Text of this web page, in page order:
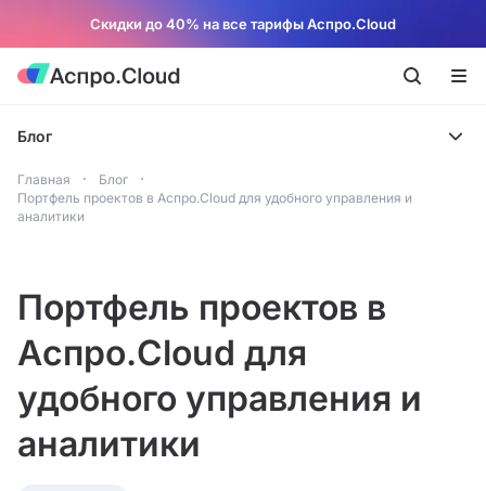
Скидки до 40% на все тарифы Аспро.Cloud
Блог
Главная
Блог
Портфель проектов в Аспро.Cloud для удобного управления и
аналитики
Портфель проектов в
Аспро.Cloud для
удобного управления и
аналитики